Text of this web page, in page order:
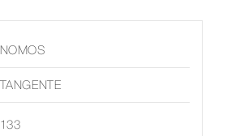
NOMOS
TANGENTE
133